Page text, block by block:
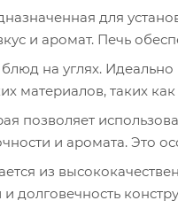
для
и аромат. Печь
на углях.
таких
позволяет
и аромата. Это
из
долговечность